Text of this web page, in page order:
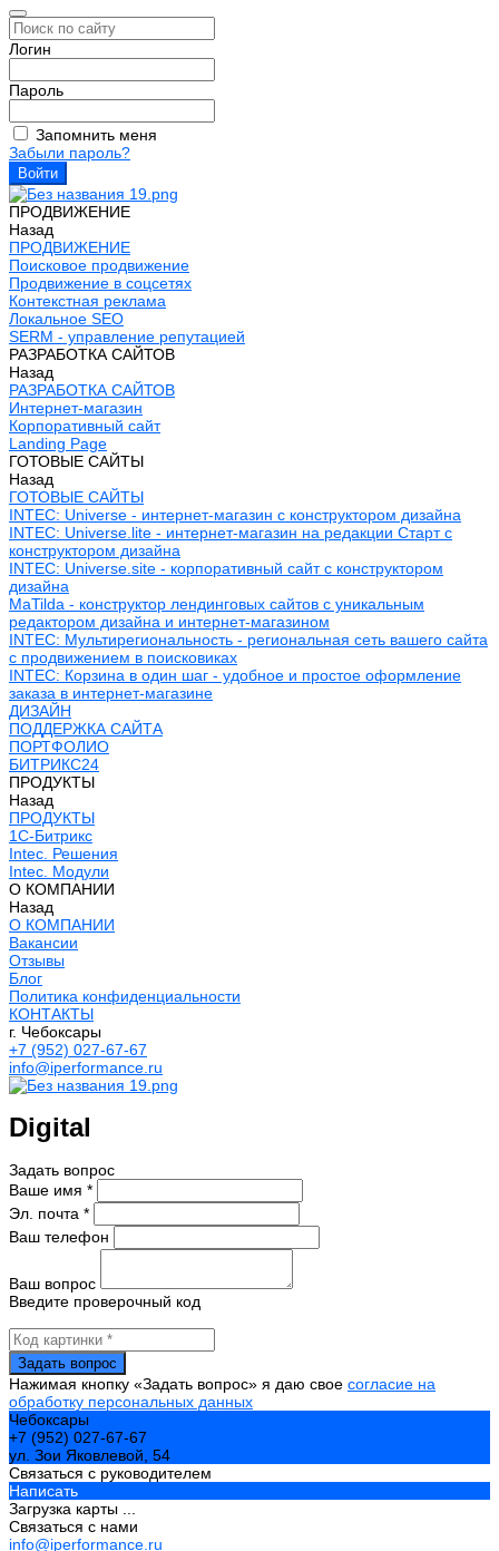
Логин
Пароль
Запомнить меня
Забыли пароль?
ПРОДВИЖЕНИЕ
Назад
ПРОДВИЖЕНИЕ
Поисковое продвижение
Продвижение в соцсетях
Контекстная реклама
Локальное SEO
SERM - управление репутацией
РАЗРАБОТКА САЙТОВ
Назад
РАЗРАБОТКА САЙТОВ
Интернет-магазин
Корпоративный сайт
Landing Page
ГОТОВЫЕ САЙТЫ
Назад
ГОТОВЫЕ САЙТЫ
INTEC: Universe - интернет-магазин с конструктором дизайна
INTEC: Universe.lite - интернет-магазин на редакции Старт с
конструктором дизайна
INTEC: Universe.site - корпоративный сайт с конструктором
дизайна
MaTilda - конструктор лендинговых сайтов с уникальным
редактором дизайна и интернет-магазином
INTEC: Мультирегиональность - региональная сеть вашего сайта
с продвижением в поисковиках
INTEC: Корзина в один шаг - удобное и простое оформление
заказа в интернет-магазине
ДИЗАЙН
ПОДДЕРЖКА САЙТА
ПОРТФОЛИО
БИТРИКС24
ПРОДУКТЫ
Назад
ПРОДУКТЫ
1С-Битрикс
Intec. Решения
Intec. Модули
О КОМПАНИИ
Назад
О КОМПАНИИ
Вакансии
Отзывы
Блог
Политика конфиденциальности
КОНТАКТЫ
г. Чебоксары
+7 (952) 027-67-67
info@iperformance.ru
Digital
Задать вопрос
Ваше имя *
Эл. почта *
Ваш телефон
Ваш вопрос
Введите проверочный код
Нажимая кнопку «Задать вопрос» я даю свое согласие на
обработку персональных данных
Чебоксары
+7 (952) 027-67-67
ул. Зои Яковлевой, 54
Связаться с руководителем
Написать
Загрузка карты ...
Связаться с нами
info@iperformance.ru